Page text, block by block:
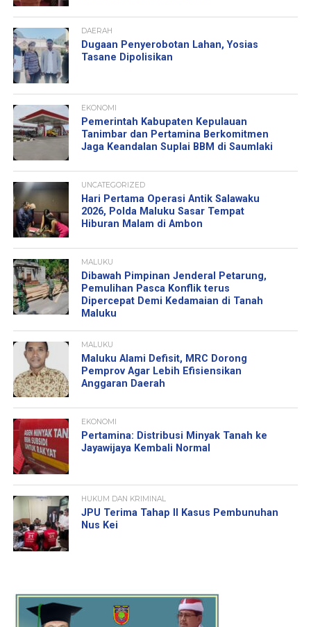
DAERAH
Dugaan Penyerobotan Lahan, Yosias
Tasane Dipolisikan
EKONOMI
Pemerintah Kabupaten Kepulauan
Tanimbar dan Pertamina Berkomitmen
Jaga Keandalan Suplai BBM di Saumlaki
UNCATEGORIZED
Hari Pertama Operasi Antik Salawaku
2026, Polda Maluku Sasar Tempat
Hiburan Malam di Ambon
MALUKU
Dibawah Pimpinan Jenderal Petarung,
Pemulihan Pasca Konflik terus
Dipercepat Demi Kedamaian di Tanah
Maluku
MALUKU
Maluku Alami Defisit, MRC Dorong
Pemprov Agar Lebih Efisiensikan
Anggaran Daerah
EKONOMI
Pertamina: Distribusi Minyak Tanah ke
Jayawijaya Kembali Normal
HUKUM DAN KRIMINAL
JPU Terima Tahap II Kasus Pembunuhan
Nus Kei